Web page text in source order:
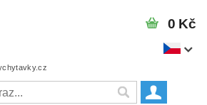
0 Kč